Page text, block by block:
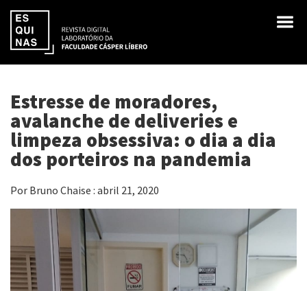
Estresse de moradores,
avalanche de deliveries e
limpeza obsessiva: o dia a dia
dos porteiros na pandemia
Por Bruno Chaise : abril 21, 2020